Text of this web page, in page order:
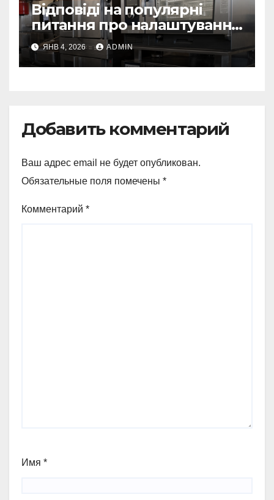
Відповіді на популярні
питання про налаштування
та ремонт мікрохвильових
печей
ЯНВ 4, 2026 ADMIN
Добавить комментарий
Ваш адрес email не будет опубликован.
Обязательные поля помечены *
Комментарий *
Имя *